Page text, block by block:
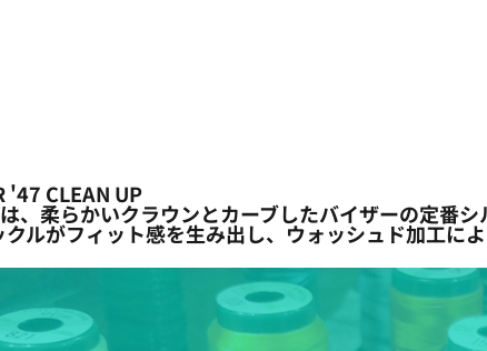
'47 CLEAN UP
、柔らかいクラウンとカーブしたバイザーの定番
クルがフィット感を生み出し、ウォッシュド加工に